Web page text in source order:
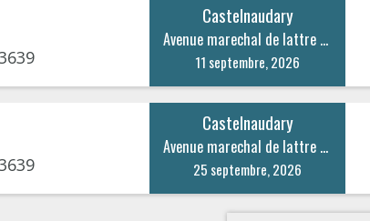
Castelnaudary
Avenue marechal de lattre de tassigny 1
11 septembre, 2026
Castelnaudary
Avenue marechal de lattre de tassigny 1
25 septembre, 2026